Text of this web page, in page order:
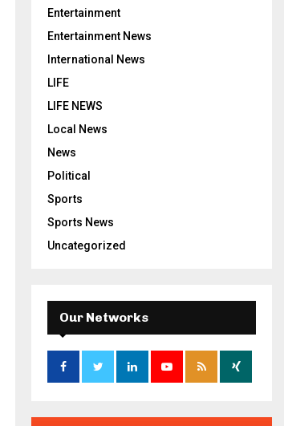
Entertainment
Entertainment News
International News
LIFE
LIFE NEWS
Local News
News
Political
Sports
Sports News
Uncategorized
Our Networks